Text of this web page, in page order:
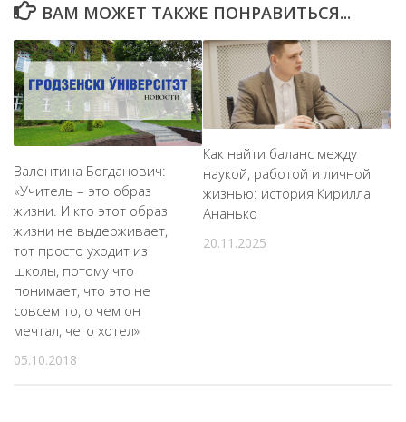
ВАМ МОЖЕТ ТАКЖЕ ПОНРАВИТЬСЯ...
Валентина Богданович:
«Учитель – это образ
жизни. И кто этот образ
жизни не выдерживает,
тот просто уходит из
школы, потому что
понимает, что это не
совсем то, о чем он
мечтал, чего хотел»
05.10.2018
Как найти баланс между
наукой, работой и личной
жизнью: история Кирилла
Ананько
20.11.2025